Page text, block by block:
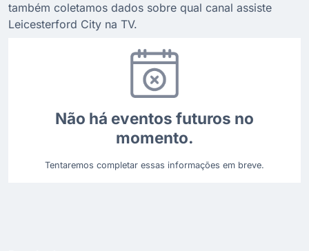
também coletamos dados sobre qual canal assiste
Leicesterford City na TV.
Não há eventos futuros no
momento.
Tentaremos completar essas informações em breve.